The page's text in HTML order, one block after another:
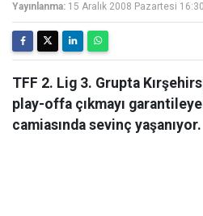
Yayınlanma: 15 Aralık 2008 Pazartesi 16:30
TFF 2. Lig 3. Grupta
play-offa çıkmayı
camiasında sevinç yaşanıyor.